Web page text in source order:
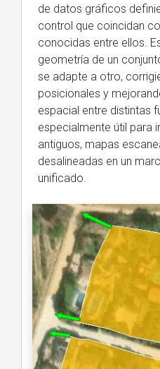
de datos gráficos
control que coincidan
conocidas entre ellos.
geometría de un
se adapte a otro,
posicionales y
espacial entre distintas
especialmente útil para
antiguos, mapas
desalineadas en un
unificado.